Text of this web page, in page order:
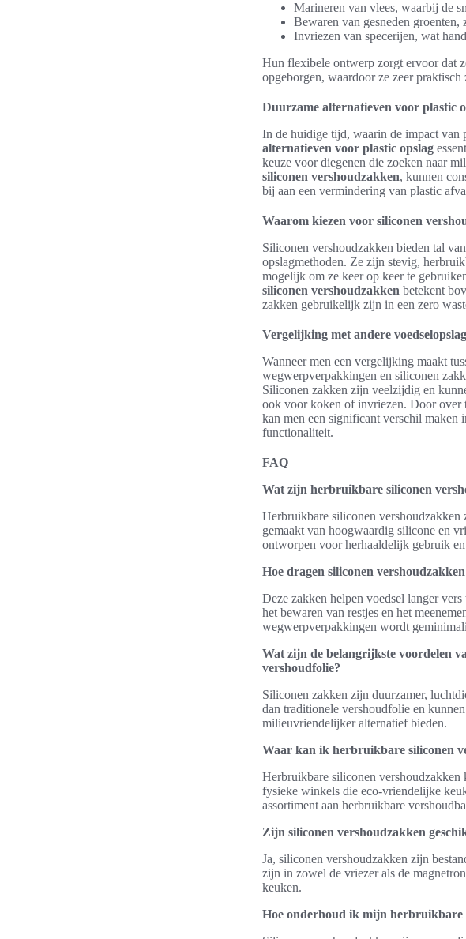
Marineren van vlees, waarbij de
Bewaren van gesneden
Invriezen van specerijen, wat
Hun flexibele ontwerp zorgt ervoor dat
opgeborgen, waardoor ze zeer
Duurzame alternatieven voor plastic
In de huidige tijd, waarin de impact van
alternatieven voor plastic opslag
keuze voor diegenen die zoeken naar
siliconen vershoudzakken, kunnen
bij aan een vermindering van plastic
Waarom kiezen voor siliconen
Siliconen vershoudzakken bieden tal
opslagmethoden. Ze zijn stevig,
mogelijk om ze keer op keer te
siliconen vershoudzakken betekent
zakken gebruikelijk zijn in een zero
Vergelijking met andere
Wanneer men een vergelijking maakt
wegwerpverpakkingen en siliconen
Siliconen zakken zijn veelzijdig en
ook voor koken of invriezen. Door over
kan men een significant verschil maken
functionaliteit.
FAQ
Wat zijn herbruikbare siliconen
Herbruikbare siliconen vershoudzakken
gemaakt van hoogwaardig silicone en
ontworpen voor herhaaldelijk gebruik
Hoe dragen siliconen
Deze zakken helpen voedsel langer
het bewaren van restjes en het
wegwerpverpakkingen wordt
Wat zijn de belangrijkste voordelen
vershoudfolie?
Siliconen zakken zijn duurzamer,
dan traditionele vershoudfolie en
milieuvriendelijker alternatief bieden.
Waar kan ik herbruikbare siliconen
Herbruikbare siliconen
fysieke winkels die eco-vriendelijke
assortiment aan herbruikbare
Zijn siliconen vershoudzakken
Ja, siliconen vershoudzakken zijn
zijn in zowel de vriezer als de
keuken.
Hoe onderhoud ik mijn herbruikbare